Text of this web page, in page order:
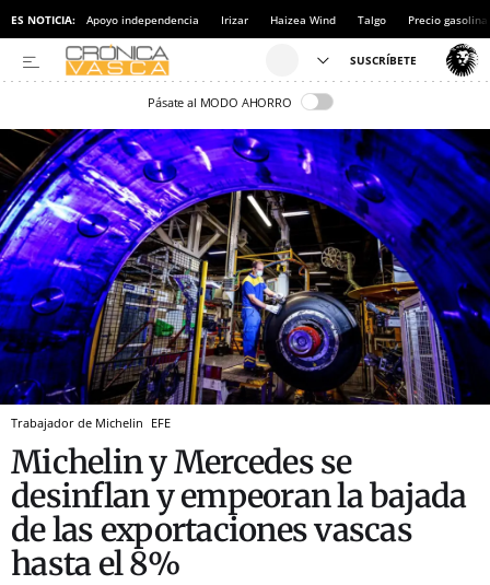
ES NOTICIA: Apoyo independencia Irizar Haizea Wind Talgo Precio gasolina
Pásate al MODO AHORRO
Trabajador de Michelin EFE
Michelin y Mercedes se
desinflan y empeoran la bajada
de las exportaciones vascas
hasta el 8%